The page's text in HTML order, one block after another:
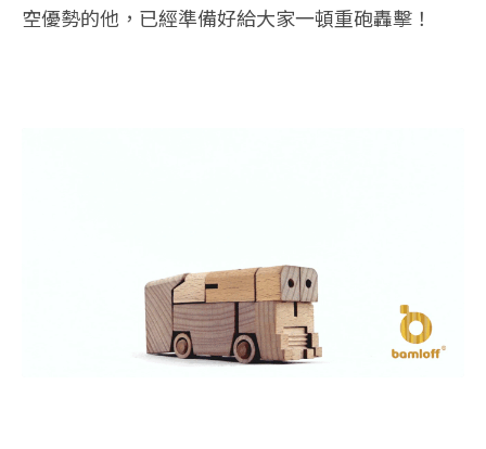
空優勢的他，已經準備好給大家一頓重砲轟擊！